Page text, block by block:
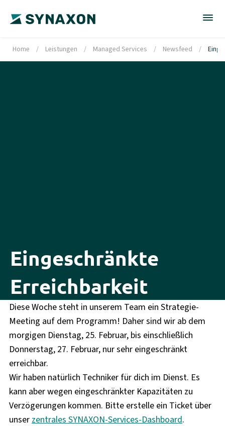
Home / Leistungen / Managed Services / Newsfeed /
Eingeschränkte
Erreichbarkeit
Diese Woche steht in unserem Team ein Strategie-
Meeting auf dem Programm! Daher sind wir ab dem
morgigen Dienstag, 25. Februar, bis einschließlich
Donnerstag, 27. Februar, nur sehr eingeschränkt
erreichbar.
Wir haben natürlich Techniker für dich im Dienst. Es
kann aber wegen eingeschränkter Kapazitäten zu
Verzögerungen kommen. Bitte erstelle ein Ticket über
unser zentrales SYNAXON-Services-Dashboard.